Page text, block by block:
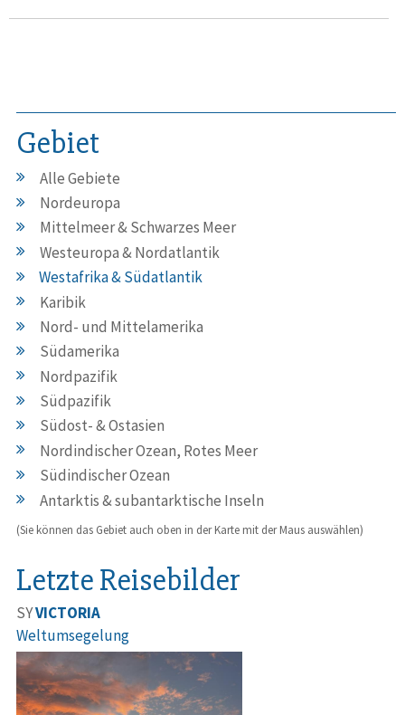
Gebiet
Alle Gebiete
Nordeuropa
Mittelmeer & Schwarzes Meer
Westeuropa & Nordatlantik
Westafrika & Südatlantik
Karibik
Nord- und Mittelamerika
Südamerika
Nordpazifik
Südpazifik
Südost- & Ostasien
Nordindischer Ozean, Rotes Meer
Südindischer Ozean
Antarktis & subantarktische Inseln
(Sie können das Gebiet auch oben in der Karte mit der Maus auswählen)
Letzte Reisebilder
SYVICTORIA
Weltumsegelung